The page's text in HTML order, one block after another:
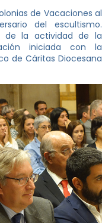
de Vacaciones al
del escultismo.
de la actividad de la
iniciada con la
de Cáritas Diocesana